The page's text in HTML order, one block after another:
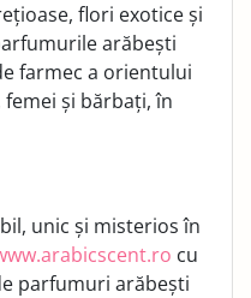
flori exotice și
arăbești
farmec a orientului
și bărbați, în
unic și misterios în
cu
parfumuri arăbești